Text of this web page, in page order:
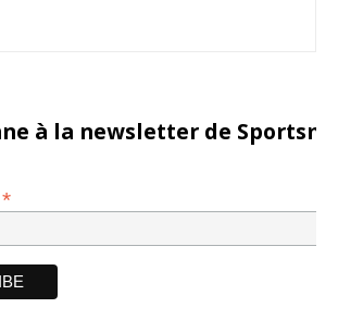
à la newsletter de
*